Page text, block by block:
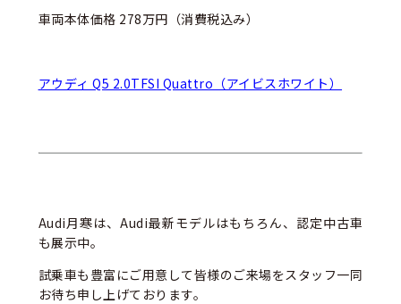
車両本体価格 278万円（消費税込み）
アウディ Q5 2.0TFSI Quattro（アイビスホワイト）
Audi月寒は、Audi最新モデルはもちろん、認定中古車
も展示中。
試乗車も豊富にご用意して皆様のご来場をスタッフ一同
お待ち申し上げております。